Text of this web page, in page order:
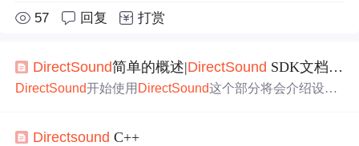
57 回复 打赏
DirectSound简单的概述|DirectSound SDK文档翻译
DirectSound开始使用 DirectSound这个部分将会介绍设置
件。如果DirectSound和
Directsound C++